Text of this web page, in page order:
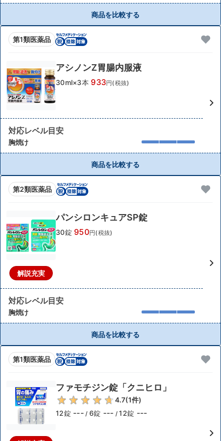
商品を比較する
第1類医薬品
アシノンZ胃腸内服液
30ml×3本 933円(税抜)
対応レベル目安
胸焼け
商品を比較する
第2類医薬品
解説充実
パンシロンキュアSP錠
30錠 950円(税抜)
対応レベル目安
胸焼け
商品を比較する
第1類医薬品
ファモチジン錠「クニヒロ」
4.7(1件)
12錠 --- / 6錠 --- / 12錠 ---